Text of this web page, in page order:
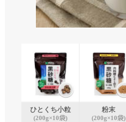
ひとくち小粒
(200g×10袋)
粉末
(200g×10袋)